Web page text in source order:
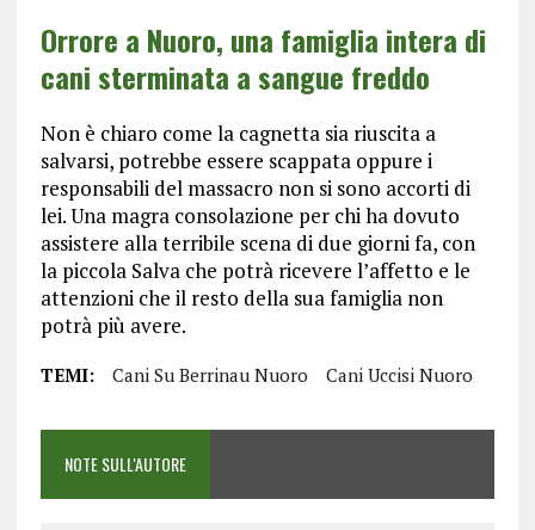
Orrore a Nuoro, una famiglia intera di
cani sterminata a sangue freddo
Non è chiaro come la cagnetta sia riuscita a
salvarsi, potrebbe essere scappata oppure i
responsabili del massacro non si sono accorti di
lei. Una magra consolazione per chi ha dovuto
assistere alla terribile scena di due giorni fa, con
la piccola Salva che potrà ricevere l’affetto e le
attenzioni che il resto della sua famiglia non
potrà più avere.
TEMI: Cani Su Berrinau Nuoro Cani Uccisi Nuoro
NOTE SULL'AUTORE